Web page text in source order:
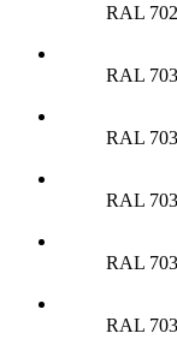
RAL
RAL
RAL
RAL
RAL
RAL